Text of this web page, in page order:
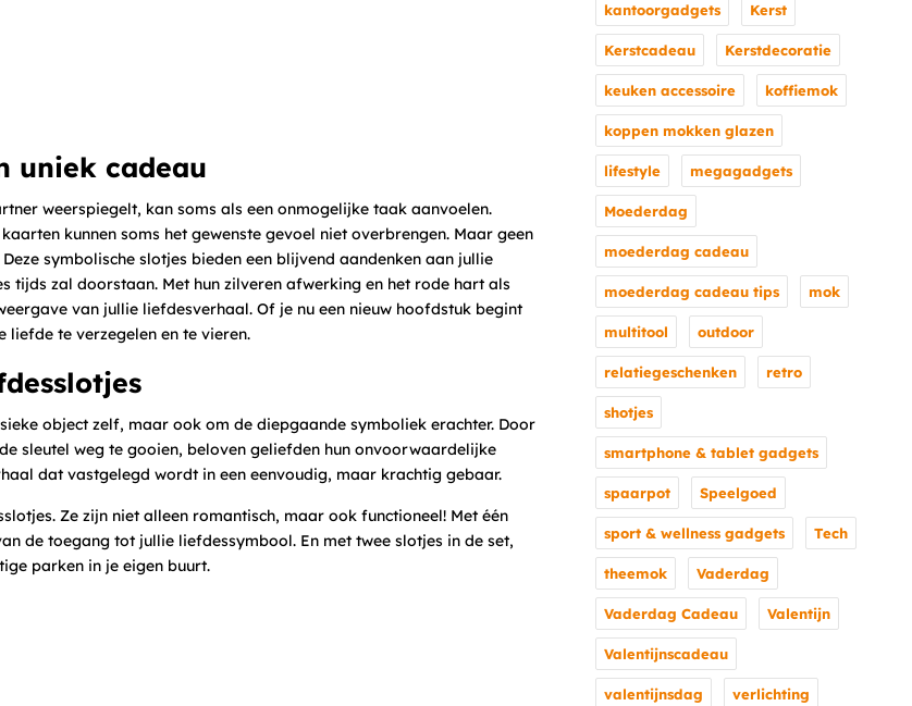
uniek cadeau
weerspiegelt, kan soms als een onmogelijke taak aanvoelen.
kunnen soms het gewenste gevoel niet overbrengen. Maar geen
symbolische slotjes bieden een blijvend aandenken aan jullie
zal doorstaan. Met hun zilveren afwerking en het rode hart als
van jullie liefdesverhaal. Of je nu een nieuw hoofdstuk begint
te verzegelen en te vieren.
object zelf, maar ook om de diepgaande symboliek erachter. Door
sleutel weg te gooien, beloven geliefden hun onvoorwaardelijke
dat vastgelegd wordt in een eenvoudig, maar krachtig gebaar.
Ze zijn niet alleen romantisch, maar ook functioneel! Met één
de toegang tot jullie liefdessymbool. En met twee slotjes in de set,
parken in je eigen buurt.
kantoorgadgets Kerst
Kerstcadeau Kerstdecoratie
keuken accessoire koffiemok
koppen mokken glazen
lifestyle megagadgets
Moederdag
moederdag cadeau
moederdag cadeau tips mok
multitool outdoor
relatiegeschenken retro
shotjes
smartphone & tablet gadgets
spaarpot Speelgoed
sport & wellness gadgets Tech
theemok Vaderdag
Vaderdag Cadeau Valentijn
Valentijnscadeau
valentijnsdag verlichting